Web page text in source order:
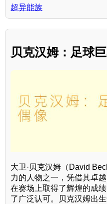
超异能族
贝克汉姆：足球
大卫·贝克汉姆（David
力的人物之一，凭借其卓
在赛场上取得了辉煌的成
了广泛认可。贝克汉姆出